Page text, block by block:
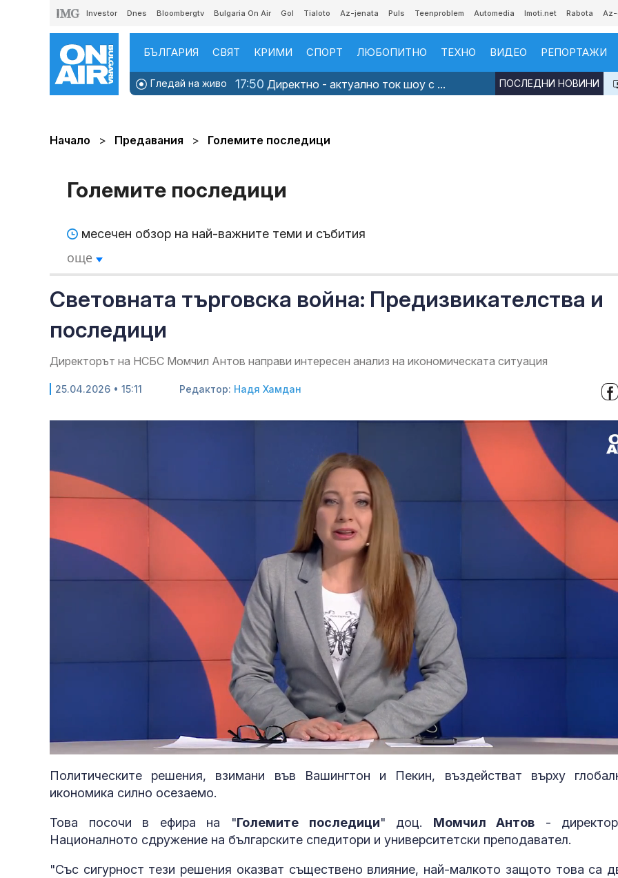
Investor Dnes Bloombergtv Bulgaria On Air Gol Tialoto Az-jenata Puls Teenproblem Automedia Imoti.net Rabota
БЪЛГАРИЯ СВЯТ КРИМИ СПОРТ ЛЮБОПИТНО ТЕХНО ВИДЕО РЕПОРТАЖИ
Гледай на живо 17:50 Директно - актуално ток шоу с ... ПОСЛЕДНИ НОВИНИ
Начало Предавания Големите последици
Големите последици
месечен обзор на най-важните теми и събития
още
Световната търговска война: Предизвикателства и
последици
Директорът на НСБС Момчил Антов направи интересен анализ на икономическата ситуация
25.04.2026 • 15:11 Редактор: Надя Хамдан
Unmute
Политическите решения, взимани във Вашингтон и Пекин, въздействат върху
икономика силно осезаемо.
Това посочи в ефира на "Големите последици" доц. Момчил Антов -
Националното сдружение на българските спедитори и университетски преподавател.
"Със сигурност тези решения оказват съществено влияние, най-малкото защото това са
поизтърка